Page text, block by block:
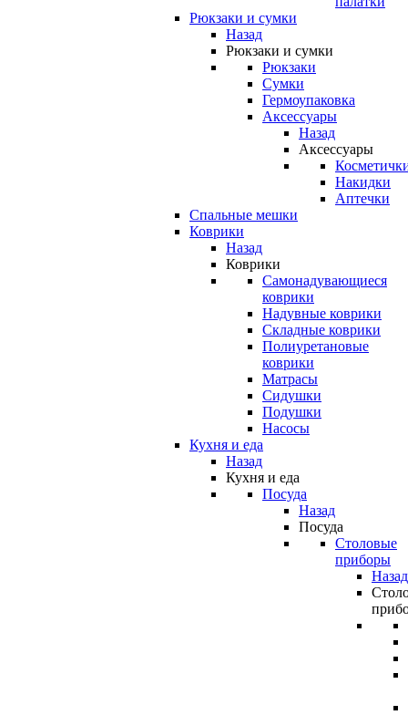
Рюкзаки и сумки
Назад
Рюкзаки и сумки
Рюкзаки
Сумки
Гермоупаковка
Аксессуары
Назад
Аксессуары
Накидки
Аптечки
Спальные мешки
Коврики
Назад
Коврики
Самонадувающиеся
коврики
Надувные коврики
Складные коврики
Полиуретановые
коврики
Матрасы
Сидушки
Подушки
Насосы
Кухня и еда
Назад
Кухня и еда
Посуда
Назад
Посуда
Столовые
приборы
Назад